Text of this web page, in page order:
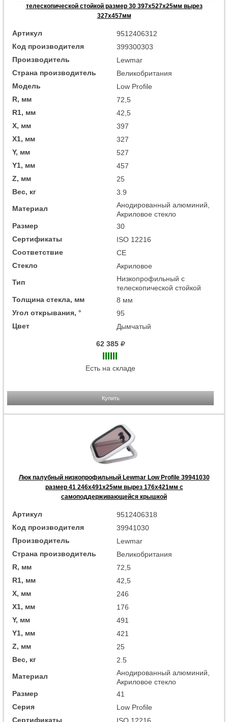
телескопической стойкой размер 30 397x527x25мм вырез
327x457мм
Артикул
9512406312
Код производителя
399300303
Производитель
Lewmar
Страна производитель
Великобритания
Модель
Low Profile
R, мм
72,5
R1, мм
42,5
X, мм
397
X1, мм
327
Y, мм
527
Y1, мм
457
Z, мм
25
Вес, кг
3.9
Материал
Анодированный алюминий,
Акриловое стекло
Размер
30
Сертификаты
ISO 12216
Соответствие
СЕ
Стекло
Акриловое
Тип
Низкопрофильный с
телескопической стойкой
Толщина стекла, мм
8 мм
Угол открывания, °
95
Цвет
Дымчатый
62 385
Есть на складе
Купить
Люк палубный низкопрофильный Lewmar Low Profile 39941030
размер 41 246x491x25мм вырез 176x421мм с
самоподдерживающейся крышкой
Артикул
9512406318
Код производителя
39941030
Производитель
Lewmar
Страна производитель
Великобритания
R, мм
72,5
R1, мм
42,5
X, мм
246
X1, мм
176
Y, мм
491
Y1, мм
421
Z, мм
25
Вес, кг
2.5
Материал
Анодированный алюминий,
Акриловое стекло
Размер
41
Серия
Low Profile
Сертификаты